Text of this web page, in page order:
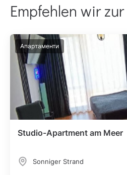
Empfehlen wir
Апартаменти
Studio-Apartment am Meer
Sonniger Strand